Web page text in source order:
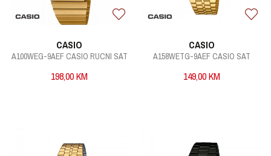
CASIO
A100WEG-9AEF CASIO RUCNI SAT
198,00KM
CASIO
A158WETG-9AEF CASIO SAT
149,00KM